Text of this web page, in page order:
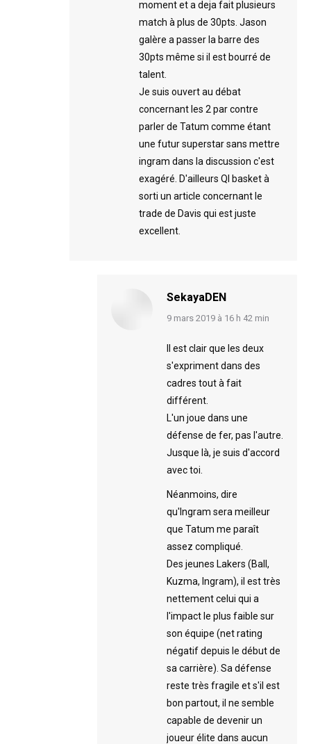
moment et a deja fait plusieurs
match à plus de 30pts. Jason
galère a passer la barre des
30pts même si il est bourré de
talent.
Je suis ouvert au débat
concernant les 2 par contre
parler de Tatum comme étant
une futur superstar sans mettre
ingram dans la discussion c'est
exagéré. D'ailleurs QI basket à
sorti un article concernant le
trade de Davis qui est juste
excellent.
SekayaDEN
says:
9 mars 2019 à 16 h 42 min
Il est clair que les deux
s'expriment dans des
cadres tout à fait
différent.
L'un joue dans une
défense de fer, pas l'autre.
Jusque là, je suis d'accord
avec toi.
Néanmoins, dire
qu'Ingram sera meilleur
que Tatum me paraît
assez compliqué.
Des jeunes Lakers (Ball,
Kuzma, Ingram), il est très
nettement celui qui a
l'impact le plus faible sur
son équipe (net rating
négatif depuis le début de
sa carrière). Sa défense
reste très fragile et s'il est
bon partout, il ne semble
capable de devenir un
joueur élite dans aucun